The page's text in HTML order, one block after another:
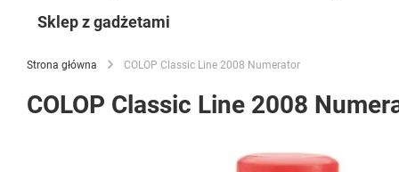
Sklep z gadżetami
Strona główna COLOP Classic Line 2008 Numerator
COLOP Classic Line 2008